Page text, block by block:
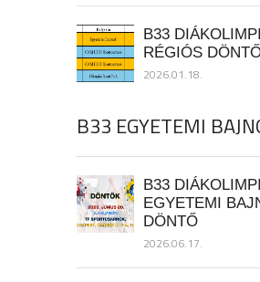
B33
RÉGIÓS
2026.01.18.
B33 EGYETEMI
B33
EGYETEMI
DÖNTŐ
2026.06.17.